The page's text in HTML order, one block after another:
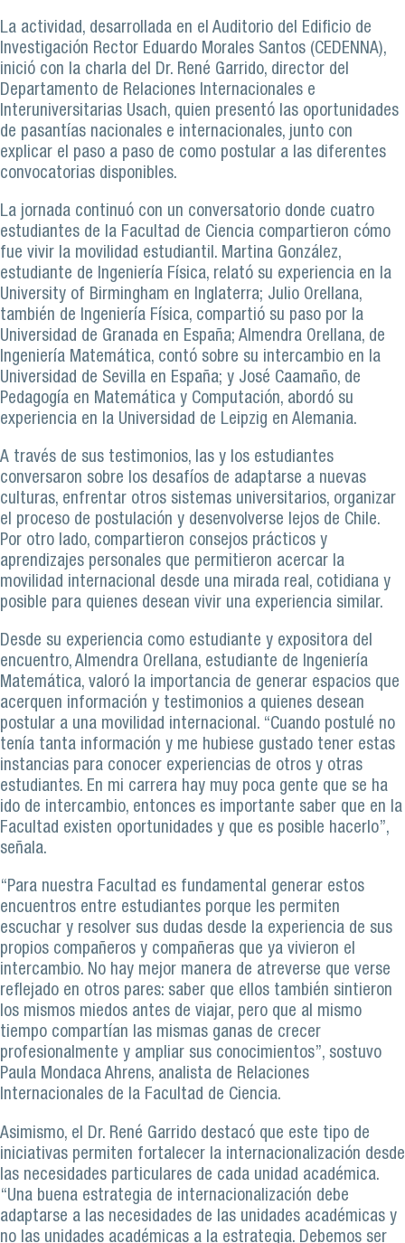
La actividad, desarrollada en el Auditorio del Edificio de
Investigación Rector Eduardo Morales Santos (CEDENNA),
inició con la charla del Dr. René Garrido, director del
Departamento de Relaciones Internacionales e
Interuniversitarias Usach, quien presentó las oportunidades
de pasantías nacionales e internacionales, junto con
explicar el paso a paso de como postular a las diferentes
convocatorias disponibles.
La jornada continuó con un conversatorio donde cuatro
estudiantes de la Facultad de Ciencia compartieron cómo
fue vivir la movilidad estudiantil. Martina González,
estudiante de Ingeniería Física, relató su experiencia en la
University of Birmingham en Inglaterra; Julio Orellana,
también de Ingeniería Física, compartió su paso por la
Universidad de Granada en España; Almendra Orellana, de
Ingeniería Matemática, contó sobre su intercambio en la
Universidad de Sevilla en España; y José Caamaño, de
Pedagogía en Matemática y Computación, abordó su
experiencia en la Universidad de Leipzig en Alemania.
A través de sus testimonios, las y los estudiantes
conversaron sobre los desafíos de adaptarse a nuevas
culturas, enfrentar otros sistemas universitarios, organizar
el proceso de postulación y desenvolverse lejos de Chile.
Por otro lado, compartieron consejos prácticos y
aprendizajes personales que permitieron acercar la
movilidad internacional desde una mirada real, cotidiana y
posible para quienes desean vivir una experiencia similar.
Desde su experiencia como estudiante y expositora del
encuentro, Almendra Orellana, estudiante de Ingeniería
Matemática, valoró la importancia de generar espacios que
acerquen información y testimonios a quienes desean
postular a una movilidad internacional. “Cuando postulé no
tenía tanta información y me hubiese gustado tener estas
instancias para conocer experiencias de otros y otras
estudiantes. En mi carrera hay muy poca gente que se ha
ido de intercambio, entonces es importante saber que en la
Facultad existen oportunidades y que es posible hacerlo”,
señala.
“Para nuestra Facultad es fundamental generar estos
encuentros entre estudiantes porque les permiten
escuchar y resolver sus dudas desde la experiencia de sus
propios compañeros y compañeras que ya vivieron el
intercambio. No hay mejor manera de atreverse que verse
reflejado en otros pares: saber que ellos también sintieron
los mismos miedos antes de viajar, pero que al mismo
tiempo compartían las mismas ganas de crecer
profesionalmente y ampliar sus conocimientos”, sostuvo
Paula Mondaca Ahrens, analista de Relaciones
Internacionales de la Facultad de Ciencia.
Asimismo, el Dr. René Garrido destacó que este tipo de
iniciativas permiten fortalecer la internacionalización desde
las necesidades particulares de cada unidad académica.
“Una buena estrategia de internacionalización debe
adaptarse a las necesidades de las unidades académicas y
no las unidades académicas a la estrategia. Debemos ser